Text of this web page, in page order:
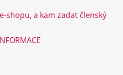
shopu, a kam zadat členský